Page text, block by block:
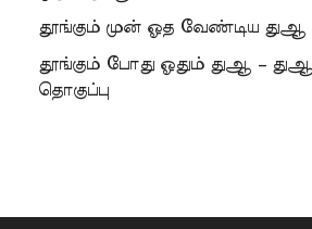
தூங்கும் முன் ஓத வேண்டிய துஆ
தூங்கும் போது ஓதும் துஆ –
தொகுப்பு